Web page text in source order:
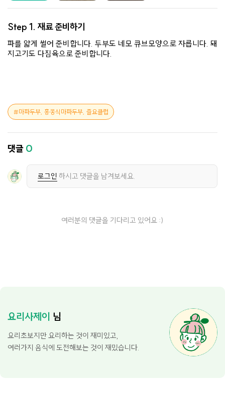
Step 1. 재료 준비하기
파를 얇게 썰어 준비합니다. 두부도 네모 큐브모양으로 자릅니다. 돼
지고기도 다짐육으로 준비합니다.
마파두부, 홍콩식마파두부, 즐요클럽
댓글 0
로그인 하시고 댓글을 남겨보세요.
여러분의 댓글을 기다리고 있어요 :)
요리사제이 님
요리초보지만 요리하는 것이 재미있고,
여러가지 음식에 도전해보는 것이 재밌습니다.